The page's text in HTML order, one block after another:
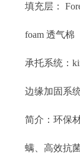
填充层：
foam 透气棉
承托系统：
边缘加固系
简介：环保
螨、高效抗